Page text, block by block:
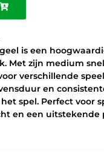
is een
Met zijn medium
verschillende
en
spel. Perfect voor
en een